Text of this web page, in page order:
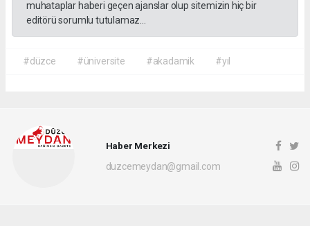
muhataplar haberi geçen ajanslar olup sitemizin hiç bir
editörü sorumlu tutulamaz...
#düzce #üniversite #akadamik #yıl
Haber Merkezi
duzcemeydan@gmail.com